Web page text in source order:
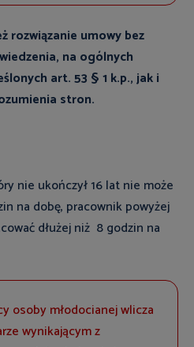
rozwiązanie umowy bez
na ogólnych
art. 53 § 1 k.p., jak i
stron.
nie ukończył 16 lat nie może
na dobę, pracownik powyżej
dłużej niż 8 godzin na
osoby młodocianej wlicza
wynikającym z